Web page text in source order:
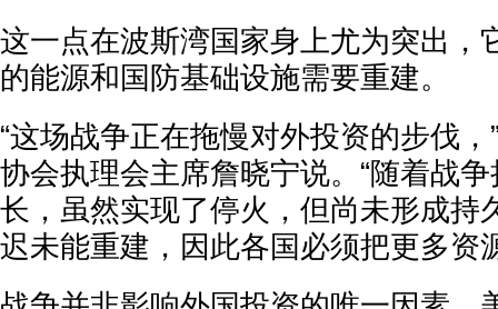
这一点在波斯湾国家身上尤为突出，
的能源和国防基础设施需要重建。
“这场战争正在拖慢对外投资的步伐
协会执理会主席詹晓宁说。“随着战
长，虽然实现了停火，但尚未形成持
迟未能重建，因此各国必须把更多资